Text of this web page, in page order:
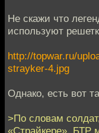
Не скажи что
используют
http://topwar.ru/
strayker-4.jpg
Однако, есть вот
>По словам
«Страйкере», БТР